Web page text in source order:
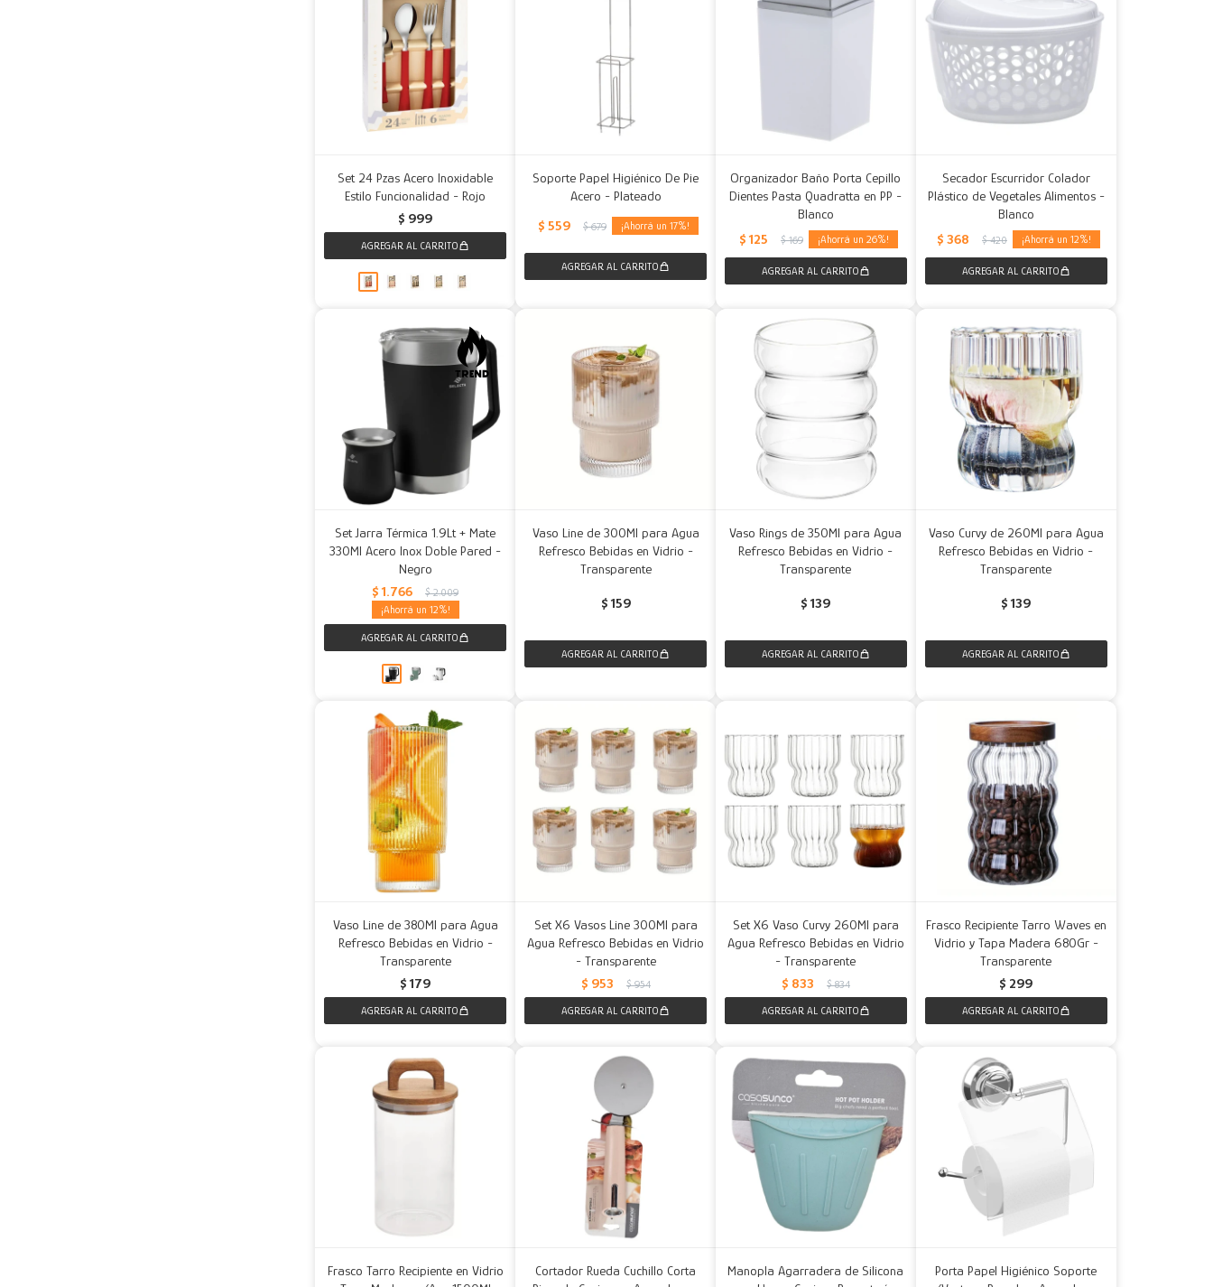
Set 24 Pzas Acero Inoxidable
Estilo Funcionalidad - Rojo
$ 999
Soporte Papel Higiénico De Pie
Acero - Plateado
$ 559 $ 679 17
Organizador Baño Porta Cepillo
Dientes Pasta Quadratta en PP -
Blanco
$ 125 $ 169 26
Secador Escurridor Colador
Plástico de Vegetales Alimentos -
Blanco
$ 368 $ 420 12
Set Jarra Térmica 1.9Lt + Mate
330Ml Acero Inox Doble Pared -
Negro
$ 1.766 $ 2.009
12
Vaso Line de 300Ml para Agua
Refresco Bebidas en Vidrio -
Transparente
$ 159
Vaso Rings de 350Ml para Agua
Refresco Bebidas en Vidrio -
Transparente
$ 139
Vaso Curvy de 260Ml para Agua
Refresco Bebidas en Vidrio -
Transparente
$ 139
Vaso Line de 380Ml para Agua
Refresco Bebidas en Vidrio -
Transparente
$ 179
Set X6 Vasos Line 300Ml para
Agua Refresco Bebidas en Vidrio
- Transparente
$ 953 $ 954
Set X6 Vaso Curvy 260Ml para
Agua Refresco Bebidas en Vidrio
- Transparente
$ 833 $ 834
Frasco Recipiente Tarro Waves en
Vidrio y Tapa Madera 680Gr -
Transparente
$ 299
Frasco Tarro Recipiente en Vidrio
Cortador Rueda Cuchillo Corta
Manopla Agarradera de Silicona
Porta Papel Higiénico Soporte